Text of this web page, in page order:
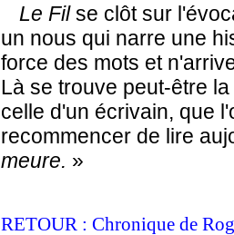
Le Filse clôt sur
un nous qui narre une
force des mots et
Là se trouve peut-être
celle d'un écrivain, que
recommencer de lire
meure. »
RETOUR : Chronique de